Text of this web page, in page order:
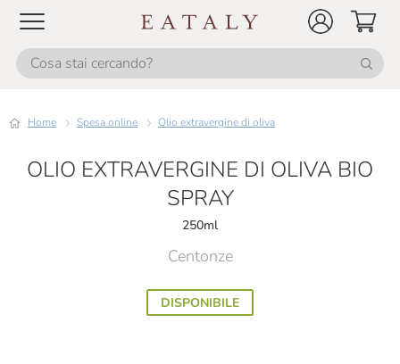
Home Spesa online Olio extravergine di oliva
OLIO EXTRAVERGINE DI OLIVA BIO
SPRAY
250ml
Centonze
DISPONIBILE